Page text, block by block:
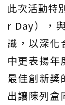
此次活動特
r Day），
識，以深化
中更表揚年
最佳創新獎
出讓陳列盒